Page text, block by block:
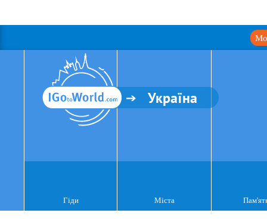
Україна
Гіди Міста